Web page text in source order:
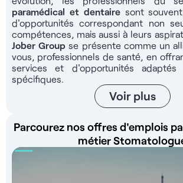
lieu de travail, vous aurez également un
transports en commun et une place de
déplacer facilement. Pour ce poste, vous
rémunération attractive de 32% du chiffre
mensuel, à définir selon profil. Les
Statut salarié en CDI, temps plein ou
32% brut/mois - Assistantes dentaires
rempli - Logiciel Galaxy - Matériel moderne
recherchés : Stomatologue ou
son diplôme dans l'Union Européenne
de l’Union Européenne : Jober Group,
gratuitement jusqu’au démarrage de votre
paramédical et dentairesont
d'opportunités correspondant non
compétences, mais aussi à leurs
Jober Group se présente comme un
vous, professionnels de santé, en
services et d'opportunités
spécifiques.
Voir plus
Parcourez nos offres d'emplois
métier